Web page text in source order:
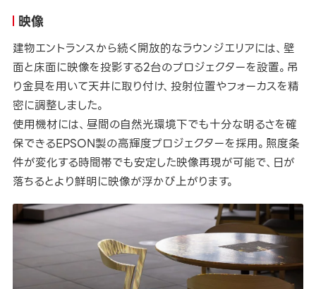
映像
建物エントランスから続く開放的なラウンジエリアには、壁
面と床面に映像を投影する2台のプロジェクターを設置。吊
り金具を用いて天井に取り付け、投射位置やフォーカスを精
密に調整しました。
使用機材には、昼間の自然光環境下でも十分な明るさを確
保できるEPSON製の高輝度プロジェクターを採用。照度条
件が変化する時間帯でも安定した映像再現が可能で、日が
落ちるとより鮮明に映像が浮かび上がります。